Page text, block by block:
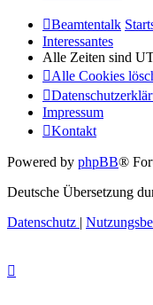
Beamtentalk
Interessantes
Alle Zeiten sind
Alle Cookies
Impressum
Kontakt
Powered by phpBB®
Deutsche Übersetzung
Datenschutz |